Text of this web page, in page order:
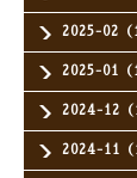
2025-02（
2025-01（
2024-12（
2024-11（